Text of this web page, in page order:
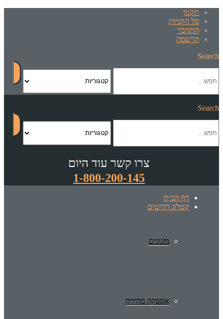
תקנון
סל הקניות
התחבר
הרשמה
Search
Search
צרו קשר עוד היום
1-800-200-145
דף הבית
קטלוג רהיטים
מזנונים
אספקה מהירה